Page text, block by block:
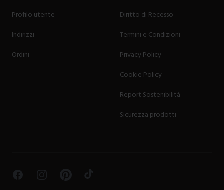
Profilo utente
Indirizzi
Ordini
Diritto di Recesso
Termini e Condizioni
Privacy Policy
Cookie Policy
Report Sostenibilità
Sicurezza prodotti
FacebookInstagramPinterestTikTok